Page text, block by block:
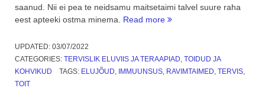
saanud. Nii ei pea te neidsamu maitsetaimi talvel suure raha
eest apteeki ostma minema. Read more “Millised
oma
aiast
UPDATED: 03/07/2022
CATEGORIES: TERVISLIK ELUVIIS JA TERAAPIAD TOIDUD JA
KOHVIKUD
TAGS: ELUJÕUD IMMUUNSUS, RAVIMTAIMED TERVIS,
TOIT